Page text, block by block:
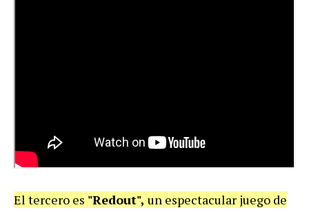
El tercero es "Redout", un espectacular juego de